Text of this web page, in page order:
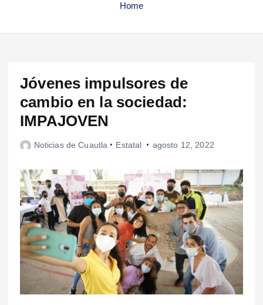
Home
Jóvenes impulsores de
cambio en la sociedad:
IMPAJOVEN
Noticias de Cuautla Estatal agosto 12, 2022